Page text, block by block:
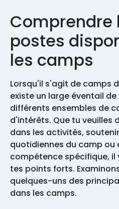
Comprendre
postes
les camps
Lorsqu'il s'agit de camps
existe un large éventail
différents ensembles de
d'intérêts. Que tu veuilles
dans les activités,
quotidiennes du camp ou
compétence spécifique,
tes points forts.
quelques-uns des
dans les camps.